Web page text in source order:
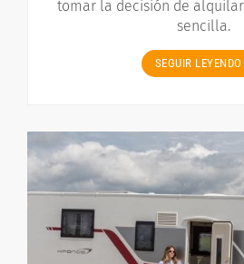
tomar la decisión de
sencilla.
SEGUIR LEYENDO